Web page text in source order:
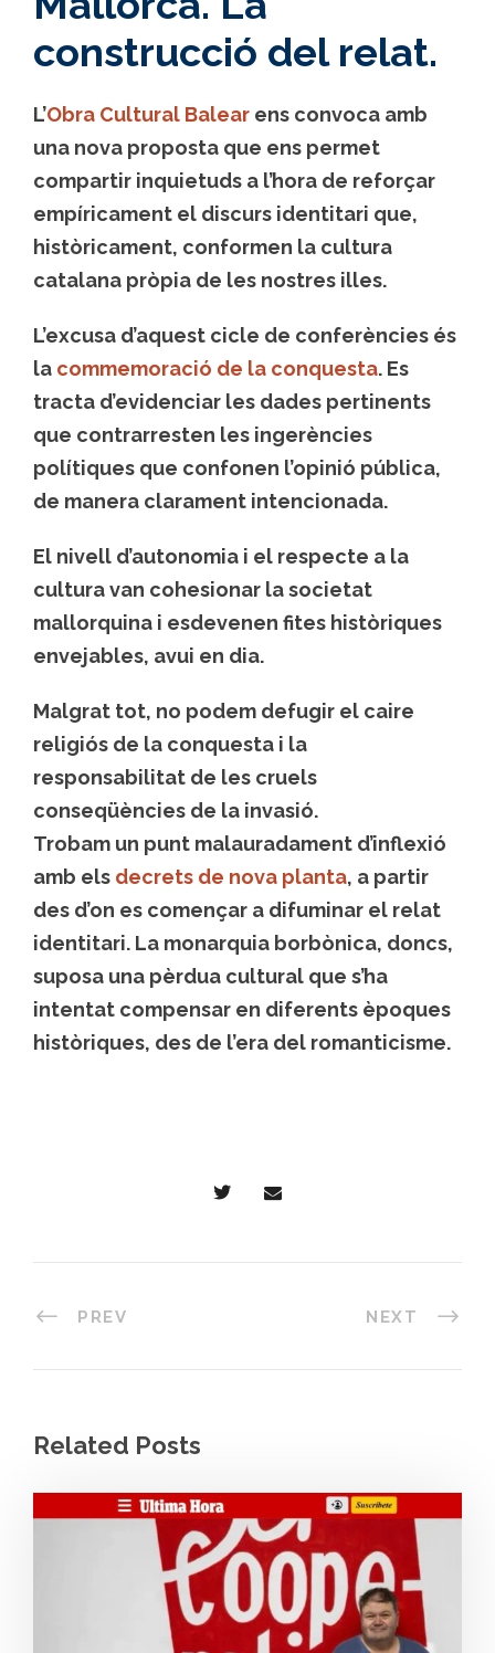
construcció del relat.
L’Obra Cultural Balear ens convoca amb
una nova proposta que ens permet
compartir inquietuds a l’hora de reforçar
empíricament el discurs identitari que,
històricament, conformen la cultura
catalana pròpia de les nostres illes.
L’excusa d’aquest cicle de conferències és
la commemoració de la conquesta. Es
tracta d’evidenciar les dades pertinents
que contrarresten les ingerències
polítiques que confonen l’opinió pública,
de manera clarament intencionada.
El nivell d’autonomia i el respecte a la
cultura van cohesionar la societat
mallorquina i esdevenen fites històriques
envejables, avui en dia.
Malgrat tot, no podem defugir el caire
religiós de la conquesta i la
responsabilitat de les cruels
conseqüències de la invasió.
Trobam un punt malauradament d’inflexió
amb els decrets de nova planta, a partir
des d’on es començar a difuminar el relat
identitari. La monarquia borbònica, doncs,
suposa una pèrdua cultural que s’ha
intentat compensar en diferents èpoques
històriques, des de l’era del romanticisme.
PREV NEXT
Related Posts